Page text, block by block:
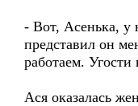
- Вот, Асенька, у
представил он
работаем. Угости
Ася оказалась